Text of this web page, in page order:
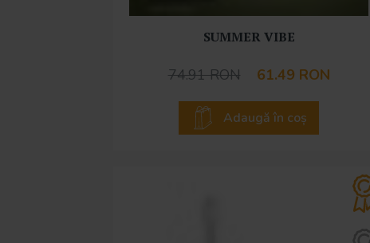
SUMMER VIBE
74.91 RON 61.49 RON
Adaugă în coș